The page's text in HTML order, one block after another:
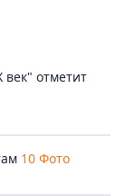
век" отметит
10 Фото